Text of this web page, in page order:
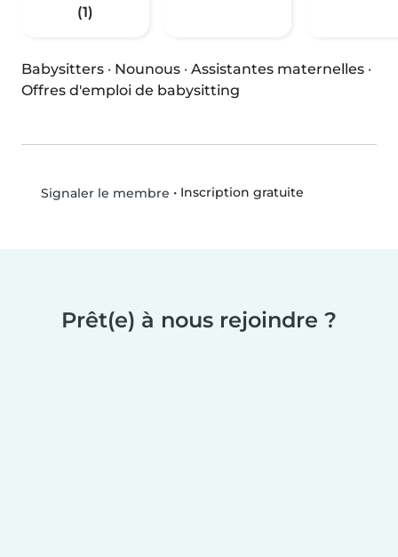
(1)
Babysitters · Nounous · Assistantes maternelles ·
Offres d'emploi de babysitting
Signaler le membre • Inscription gratuite
Prêt(e) à nous rejoindre ?